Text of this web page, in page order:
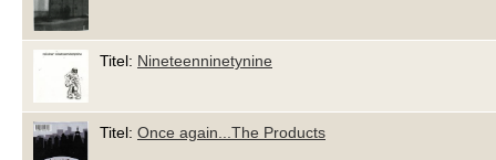
Titel: Nineteenninetynine
Titel: Once again...The Products